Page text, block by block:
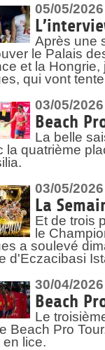
05/05/2026
Après une
le Palais
et la Hongrie,
qui vont
03/05/2026
Beach
La belle
la quatrième
03/05/2026
La
Et de trois
le
a soulevé
d'Eczacibasi
30/04/2026
Beach
Le
Beach Pro
en lice.